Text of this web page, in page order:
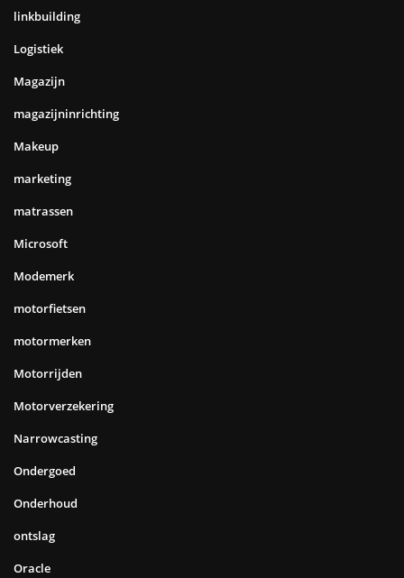
linkbuilding
Logistiek
Magazijn
magazijninrichting
Makeup
marketing
matrassen
Microsoft
Modemerk
motorfietsen
motormerken
Motorrijden
Motorverzekering
Narrowcasting
Ondergoed
Onderhoud
ontslag
Oracle